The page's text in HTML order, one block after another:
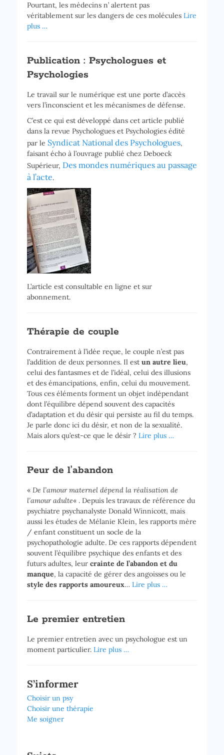
Pourtant, les médecins n’ alertent pas
véritablement sur les dangers de ces molécules Lire
plus …
Publication : Psychologues et
Psychologies
Le travail sur le numérique est une porte d’accès
vers l’inconscient et les mécanismes de défense.
C’est ce qui est développé dans cet article publié
dans la revue Psychologues et Psychologies édité
par le Syndicat National des Psychologues,
faisant écho à l’ouvrage publié chez Deboeck
Supérieur, Des mondes numériques au passage
à l’acte.
L’article est consultable en ligne et sur
abonnement.
Thérapie de couple
Contrairement à l’idée reçue, le couple n’est pas
l’addition de deux personnes. Il est un autre lieu,
celui des fantasmes et de l’idéal, celui des illusions
et des émancipations, enfin, celui du mouvement.
Tous ces éléments forment un objet indépendant
dont l’équilibre dépend souvent des capacités
d’adaptation et du désir qui persiste au fil du temps.
Je parle donc ici du désir, et non de la sexualité.
Mais alors qu’est-ce que le désir ? Lire plus …
Peur de l’abandon
« De l’amour maternel dépend la réalisation de
l’amour adulte« . Depuis les travaux de référence du
psychiatre psychanalyste Donald Winnicott, mais
aussi les études de Mélanie Klein, les rapports mère
/ enfant constituent un socle de la
psychopathologie adulte. De ces rapports dépendent
souvent l’équilibre psychique des enfants et des
futurs adultes, leur crainte de l’abandon et du
manque, la capacité de gérer des angoisses ou le
style des rapports amoureux… Lire plus …
Le premier entretien
Le premier entretien avec un psychologue est un
moment particulier. Lire plus …
S’informer
Choisir un psy
Choisir une thérapie
Me soigner